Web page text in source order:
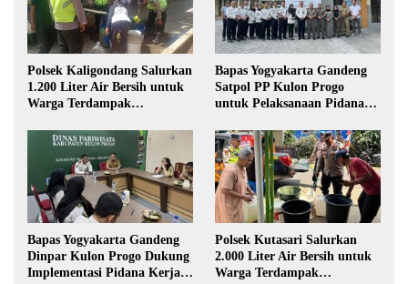
Polsek Kaligondang Salurkan
1.200 Liter Air Bersih untuk
Warga Terdampak
Bapas Yogyakarta Gandeng
Satpol PP Kulon Progo
untuk Pelaksanaan Pidana
Bapas Yogyakarta Gandeng
Dinpar Kulon Progo Dukung
Implementasi Pidana Kerja
Polsek Kutasari Salurkan
2.000 Liter Air Bersih untuk
Warga Terdampak